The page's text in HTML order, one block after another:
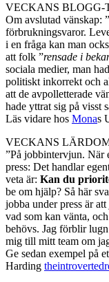
VECKANS BLOGG-
Om avslutad vänskap:
förbrukningsvaror.
i en fråga kan man
att folk ”rensade i
sociala medier, man
politiskt inkorrekt och
att de avpolletterade
hade yttrat sig på visst
Läs vidare hos Monas
VECKANS
”På jobbintervjun. När
press: Det handlar
veta är: Kan du
be om hjälp? Så här
jobba under press är
vad som kan vänta,
behövs. Jag förblir
mig till mitt team om
Ge sedan exempel på
Harding